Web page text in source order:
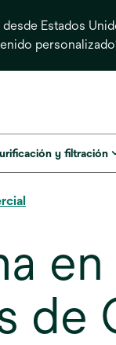
Estados
y filtración
en
de